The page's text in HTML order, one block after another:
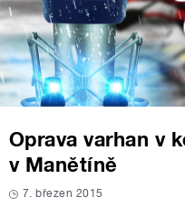
Oprava varhan v
v Manětíně
7. březen 2015